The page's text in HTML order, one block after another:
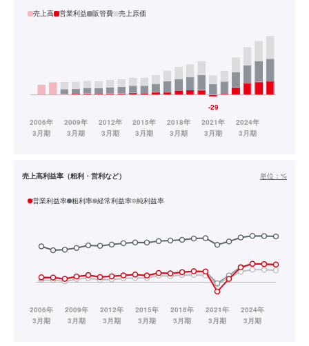
売上高 営業利益 販管費 売上原価
売上高利益率（粗利・営利など） 単位： %
営業利益率 粗利率 経常利益率 純利益率